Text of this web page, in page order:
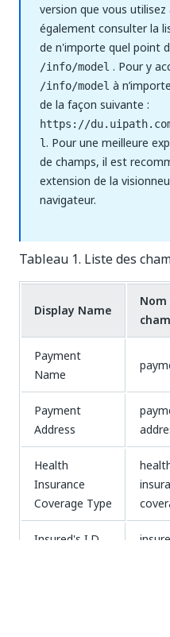
version que vous
également consulter la
de n'importe quel point
/info/model . Pour y
/info/model à
de la façon suivante :
https://
l. Pour une meilleure
de champs, il est
extension de la
navigateur.
Tableau 1. Liste des
Display Name
Nom
Payment
Name
Payment
Address
Health
Insurance
Coverage Type
Insured's I.D